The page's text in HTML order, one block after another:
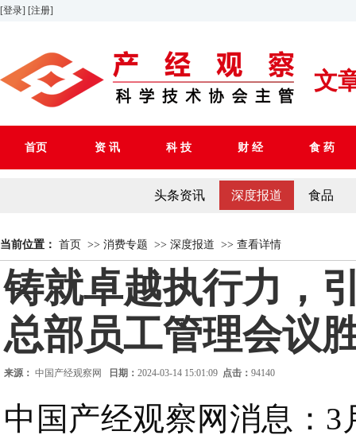
[登录] [注册]
文
首页 资 讯 科 技 财 经 食 药
头条资讯 深度报道 食品
当前位置： 首页 >> 消费专题 >> 深度报道 >> 查看详情
铸就卓越执行力，
总部员工管理会议
来源： 中国产经观察网 日期： 2024-03-14 15:01:09 点击： 94140
中国产经观察网消息：